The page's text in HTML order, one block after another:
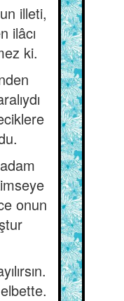
illeti,
ilâcı
ki.
onun